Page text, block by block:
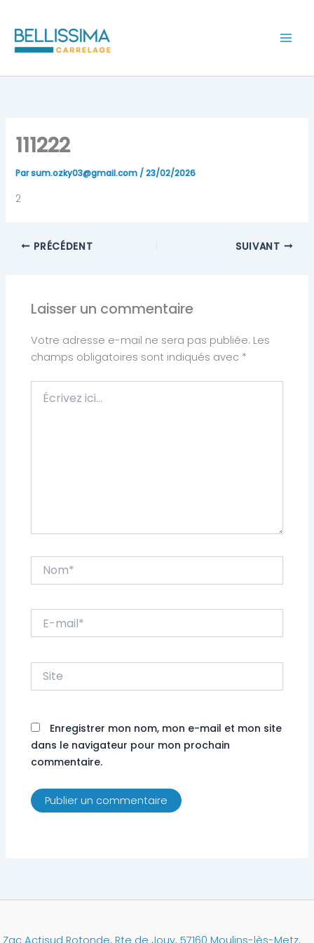
contenu
111222
Parsum.ozky03@gmail.com /23/02/2026
2
PRÉCÉDENT SUIVANT
Laisser un commentaire
Votre adresse e-mail ne sera pas publiée. Les
champs obligatoires sont indiqués avec *
ici…
mail*
Enregistrer mon nom, mon e-mail et mon site
dans le navigateur pour mon prochain
commentaire.
Zac Actisud Rotonde, Rte de Jouy, 57160 Moulins-lès-Metz,